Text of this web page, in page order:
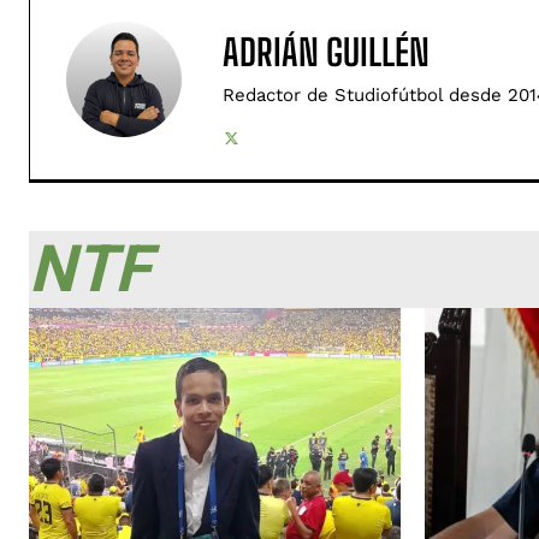
ADRIÁN GUILLÉN
Redactor de Studiofútbol desde
NTF